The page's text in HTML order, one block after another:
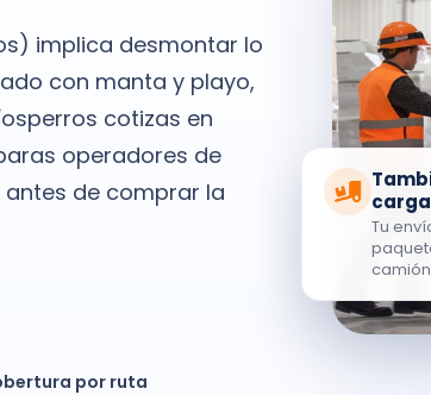
implica desmontar lo
con manta y playo,
cotizas en
operadores de
de comprar la
por ruta
Tu